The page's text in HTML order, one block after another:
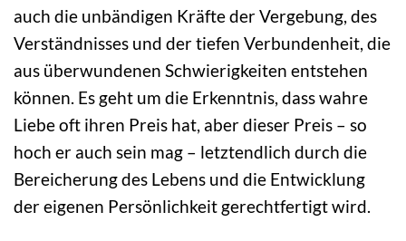
auch die unbändigen Kräfte der Vergebung, des
Verständnisses und der tiefen Verbundenheit, die
aus überwundenen Schwierigkeiten entstehen
können. Es geht um die Erkenntnis, dass wahre
Liebe oft ihren Preis hat, aber dieser Preis – so
hoch er auch sein mag – letztendlich durch die
Bereicherung des Lebens und die Entwicklung
der eigenen Persönlichkeit gerechtfertigt wird.